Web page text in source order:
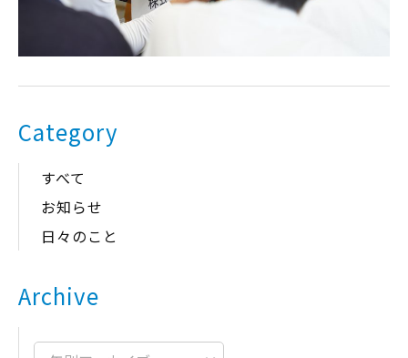
Category
すべて
お知らせ
日々のこと
Archive